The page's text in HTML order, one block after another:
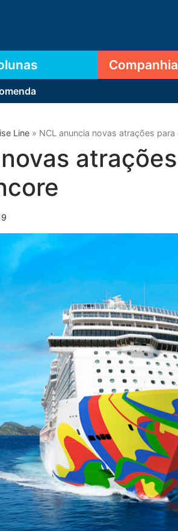
Line » NCL anuncia novas atrações